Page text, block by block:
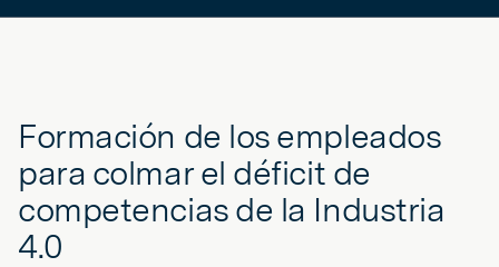
Formación de los empleados
para colmar el déficit de
competencias de la Industria
4.0